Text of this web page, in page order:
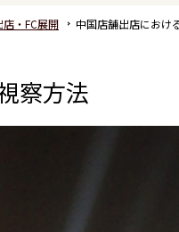
・FC展開 中国店舗出店におけ
察方法